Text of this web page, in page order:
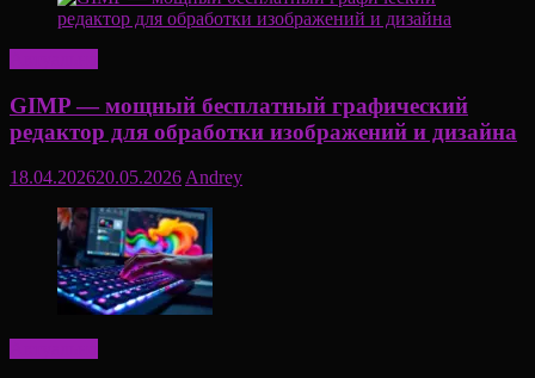
GIMP — мощный бесплатный графический
редактор для обработки изображений и дизайна
18.04.202620.05.2026Andrey